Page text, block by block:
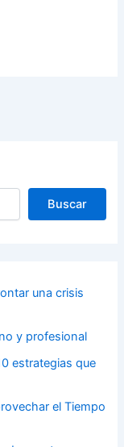
Buscar
una crisis
y profesional
estrategias que
el Tiempo